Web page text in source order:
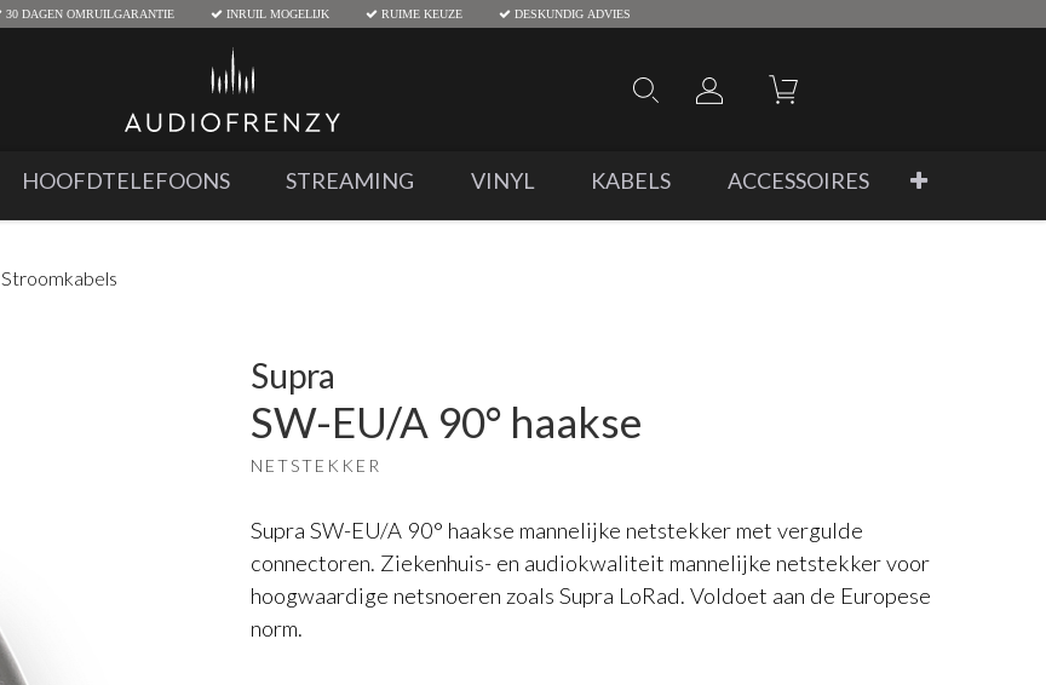
30 DAGEN OMRUILGARANTIE INRUIL MOGELIJK RUIME KEUZE DESKUNDIG ADVIES
HOOFDTELEFOONS STREAMING VINYL KABELS ACCESSOIRES
Stroomkabels
Supra
SW-EU/A 90° haakse
NETSTEKKER
Supra SW-EU/A 90° haakse mannelijke netstekker met vergulde
connectoren. Ziekenhuis- en audiokwaliteit mannelijke netstekker voor
hoogwaardige netsnoeren zoals Supra LoRad. Voldoet aan de Europese
norm.